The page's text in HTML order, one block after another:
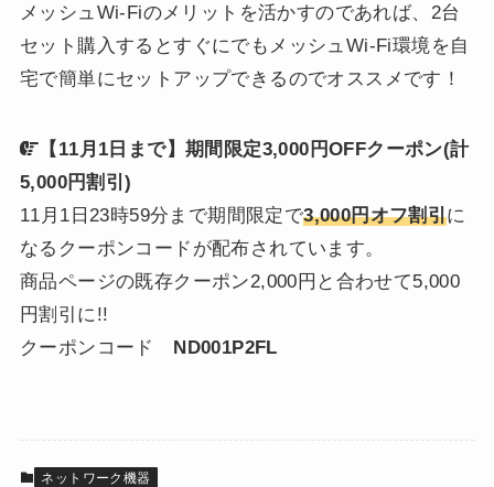
メッシュWi-Fiのメリットを活かすのであれば、2台
セット購入するとすぐにでもメッシュWi-Fi環境を自
宅で簡単にセットアップできるのでオススメです！
【 11月1日まで】期間限定3,000円OFFクーポン(計
5,000円割引)
11月1日23時59分まで期間限定で3,000円オフ割引に
なるクーポンコードが配布されています。
商品ページの既存クーポン2,000円と合わせて5,000
円割引に!!
クーポンコード ND001P2FL
ネットワーク機器